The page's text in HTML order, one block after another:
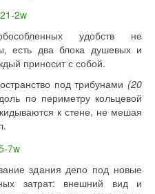
удобств не
есть два блока душевых и
приносит с собой.
под трибунами (20
по периметру кольцевой
к стене, не мешая
здания депо под новые
затрат: внешний вид и